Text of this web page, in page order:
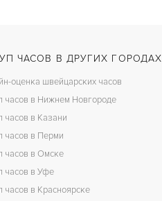
ЧАСОВ В ДРУГИХ ГОРОДАХ
оценка швейцарских часов
часов в Нижнем Новгороде
часов в Казани
часов в Перми
часов в Омске
часов в Уфе
часов в Красноярске